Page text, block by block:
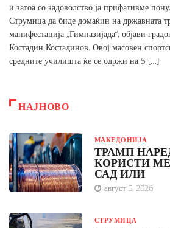
и затоа со задоволство ја прифативме
Струмица да биде домаќин на државната
манифестација „Гимназијада“, објави
Костадин Костадинов. Овој масовен
средните училишта ќе се одржи на 5 […]
НАЈНОВО
МАКЕДОНИЈА
ТРАМП
КОРИСТИ
САД ИЛИ
август 5, 2026
СТРУМИЦА